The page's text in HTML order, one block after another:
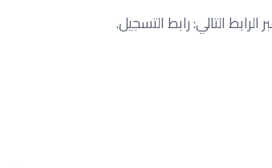
التالي: رابط التسجيل.